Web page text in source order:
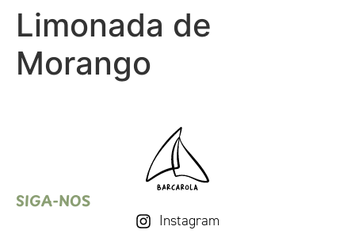
Limonada de
Morango
SIGA-NOS
Instagram